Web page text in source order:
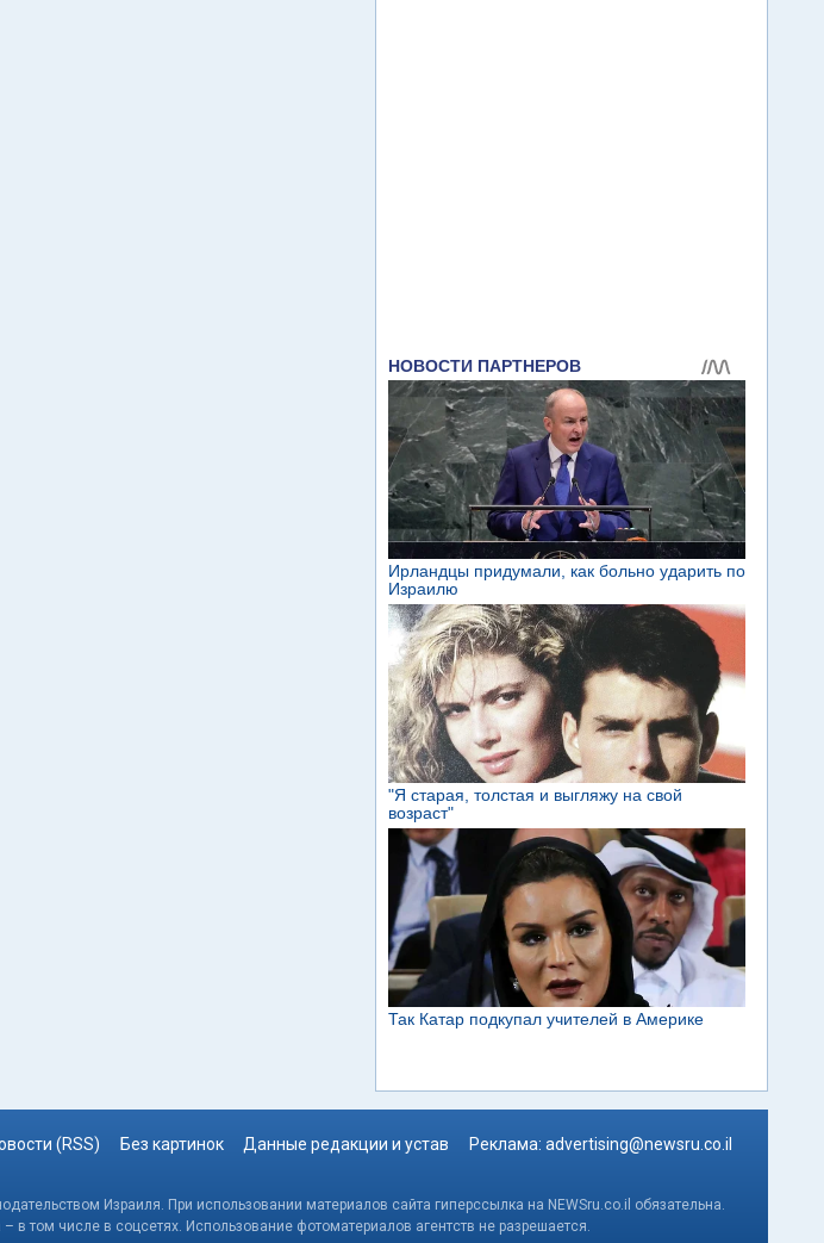
(RSS) Без картинок Данные редакции и устав Реклама: advertising@newsru.co.il
Израиля. При использовании материалов сайта гиперссылка на NEWSru.co.il обязательна.
том числе в соцсетях. Использование фотоматериалов агентств не разрешается.